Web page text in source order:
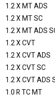
1.2 X MT ADS
1.2 X MT SC
1.2 X MT ADS
1.2 X CVT
1.2 X CVT ADS
1.2 X CVT SC
1.2 X CVT ADS
1.0 R TC MT